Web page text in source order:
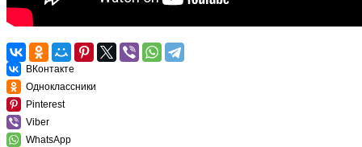
ВКонтакте
Одноклассники
Pinterest
Viber
WhatsApp